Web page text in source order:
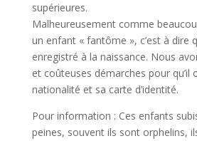
supérieures.
Malheureusement comme
un enfant « fantôme », c’est à dire
enregistré à la naissance. Nous
et coûteuses démarches pour qu’il
nationalité et sa carte d’identité.
Pour information : Ces enfants
peines, souvent ils sont orphelins,